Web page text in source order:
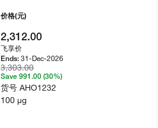
价格(元)
2,312.00
飞享价
Ends:31-Dec-2026
3,303.00
Save 991.00 (30%)
货号AHO1232
100 µg